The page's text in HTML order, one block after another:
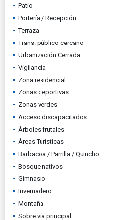
Patio
Portería / Recepción
Terraza
Trans. público cercano
Urbanización Cerrada
Vigilancia
Zona residencial
Zonas deportivas
Zonas verdes
Acceso discapacitados
Árboles frutales
Áreas Turísticas
Barbacoa / Parrilla / Quincho
Bosque nativos
Gimnasio
Invernadero
Montaña
Sobre vía principal